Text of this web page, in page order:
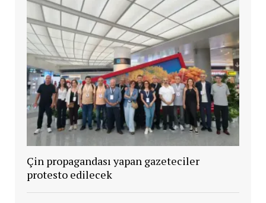
Çin propagandası yapan gazeteciler
protesto edilecek